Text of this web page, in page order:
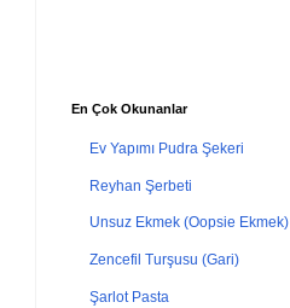
En Çok Okunanlar
Ev Yapımı Pudra Şekeri
Reyhan Şerbeti
Unsuz Ekmek (Oopsie Ekmek)
Zencefil Turşusu (Gari)
Şarlot Pasta